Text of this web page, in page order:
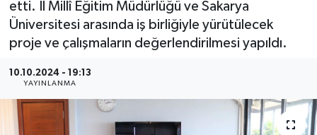
etti. İl Millî Eğitim Müdürlüğü ve Sakarya
Üniversitesi arasında iş birliğiyle yürütülecek
proje ve çalışmaların değerlendirilmesi yapıldı.
10.10.2024 - 19:13
YAYINLANMA